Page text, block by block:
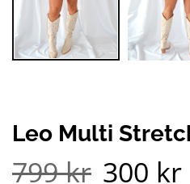
Leo Multi
799kr Det
ursprungliga
300 kr